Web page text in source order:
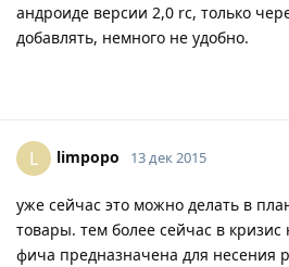
андроиде версии 2,0 rc, только
добавлять, немного не удобно.
L limpopo 13 дек 2015
уже сейчас это можно делать в
товары. тем более сейчас в кризис
фича предназначена для несения